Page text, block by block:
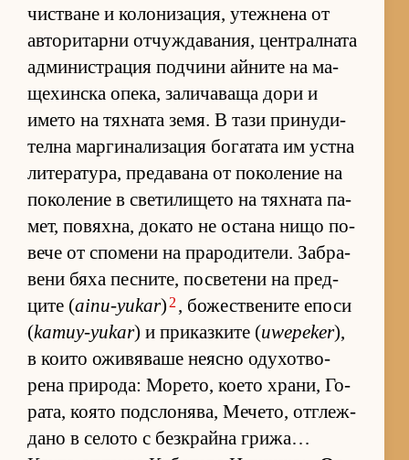
чис­т­ване и ко­ло­ни­за­ция, утеж­нена от
ав­то­ри­тарни от­чуж­да­ва­ния, цен­т­рал­ната
ад­ми­нис­т­ра­ция под­чини ай­ните на ма­
ще­хин­ска опе­ка, за­ли­ча­ваща дори и
името на тях­ната зе­мя. В тази при­ну­ди­
телна мар­ги­на­ли­за­ция бо­га­тата им ус­тна
ли­те­ра­ту­ра, пре­да­вана от по­ко­ле­ние на
по­ко­ле­ние в све­ти­ли­щето на тях­ната па­
мет, по­вях­на, до­като не ос­тана нищо по­
вече от спо­мени на пра­ро­ди­те­ли. Заб­ра­
вени бяха пес­ни­те, пос­ве­тени на пред­
ците (ainu-yukar) 2 , бо­жес­т­ве­ните епоси
(kamuy-yukar) и при­каз­ките (uwepeker),
в ко­ито ожи­вя­ваше не­ясно оду­хот­во­
рена при­ро­да: Мо­ре­то, ко­ето хра­ни, Го­
ра­та, ко­ято под­с­ло­ня­ва, Ме­че­то, от­г­леж­
дано в се­лото с без­к­райна гри­жа…